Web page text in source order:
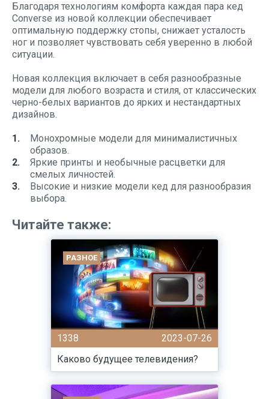
Благодаря технологиям комфорта каждая пара кед
Converse из новой коллекции обеспечивает
оптимальную поддержку стопы, снижает усталость
ног и позволяет чувствовать себя уверенно в любой
ситуации.
Новая коллекция включает в себя разнообразные
модели для любого возраста и стиля, от классических
черно-белых вариантов до ярких и нестандартных
дизайнов.
Монохромные модели для минималистичных
образов.
Яркие принты и необычные расцветки для
смелых личностей.
Высокие и низкие модели кед для разнообразия
выбора.
Читайте также:
РАЗНОЕ
1338
2023-07-26
Каково будущее телевидения?